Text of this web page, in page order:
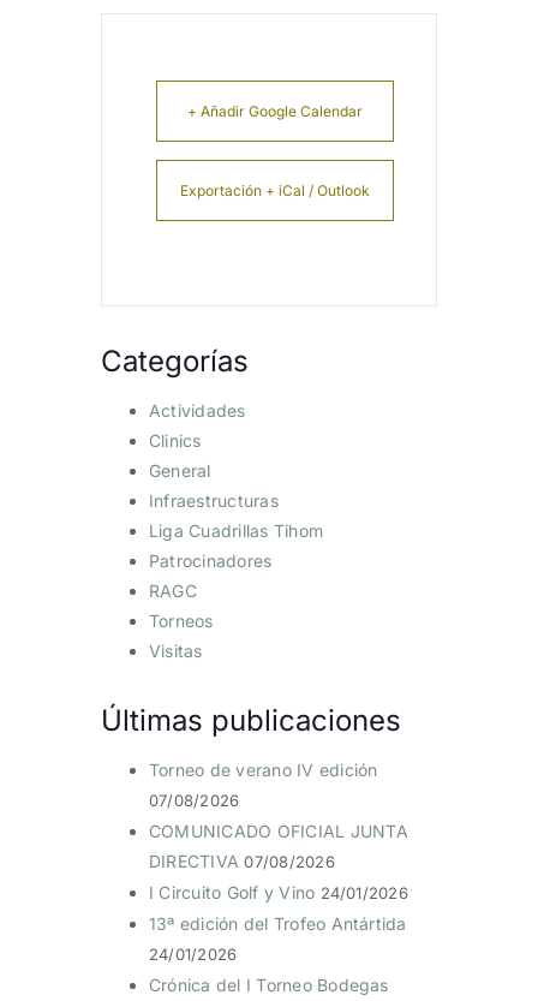
+ Añadir Google Calendar
Exportación + iCal / Outlook
Categorías
Actividades
Clinics
General
Infraestructuras
Liga Cuadrillas Tihom
Patrocinadores
RAGC
Torneos
Visitas
Últimas publicaciones
Torneo de verano IV edición
07/08/2026
COMUNICADO OFICIAL JUNTA
DIRECTIVA 07/08/2026
I Circuito Golf y Vino 24/01/2026
13ª edición del Trofeo Antártida
24/01/2026
Crónica del I Torneo Bodegas